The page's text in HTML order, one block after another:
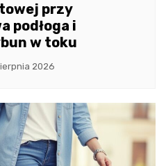
przy
podłoga i
w toku
2026